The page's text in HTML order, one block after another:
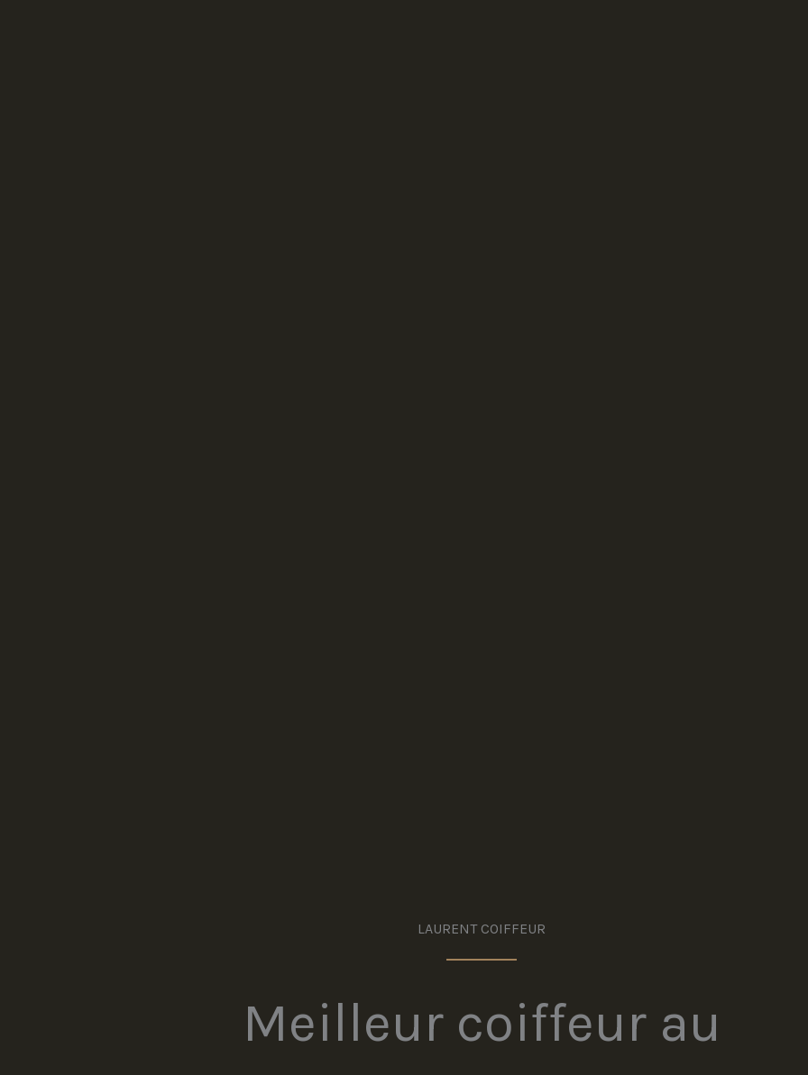
LAURENT COIFFEUR
Meilleur coiffeur au